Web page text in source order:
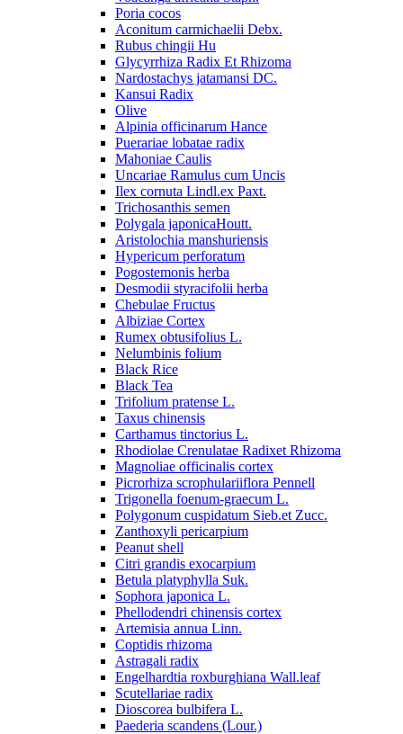
Poria cocos
Aconitum carmichaelii Debx.
Rubus chingii Hu
Glycyrrhiza Radix Et Rhizoma
Nardostachys jatamansi DC.
Kansui Radix
Olive
Alpinia officinarum Hance
Puerariae lobatae radix
Mahoniae Caulis
Uncariae Ramulus cum Uncis
Ilex cornuta Lindl.ex Paxt.
Trichosanthis semen
Polygala japonicaHoutt.
Aristolochia manshuriensis
Hypericum perforatum
Pogostemonis herba
Desmodii styracifolii herba
Chebulae Fructus
Albiziae Cortex
Rumex obtusifolius L.
Nelumbinis folium
Black Rice
Black Tea
Trifolium pratense L.
Taxus chinensis
Carthamus tinctorius L.
Rhodiolae Crenulatae Radixet Rhizoma
Magnoliae officinalis cortex
Picrorhiza scrophulariiflora Pennell
Trigonella foenum-graecum L.
Polygonum cuspidatum Sieb.et Zucc.
Zanthoxyli pericarpium
Peanut shell
Citri grandis exocarpium
Betula platyphylla Suk.
Sophora japonica L.
Phellodendri chinensis cortex
Artemisia annua Linn.
Coptidis rhizoma
Astragali radix
Engelhardtia roxburghiana Wall.leaf
Scutellariae radix
Dioscorea bulbifera L.
Paederia scandens (Lour.)